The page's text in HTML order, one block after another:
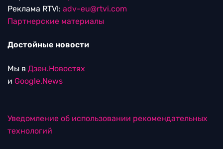
Реклама RTVI: adv-eu@rtvi.com
Партнерские материалы
Достойные новости
Мы в Дзен.Новостях
и Google.News
Уведомление об использовании рекомендательных
технологий